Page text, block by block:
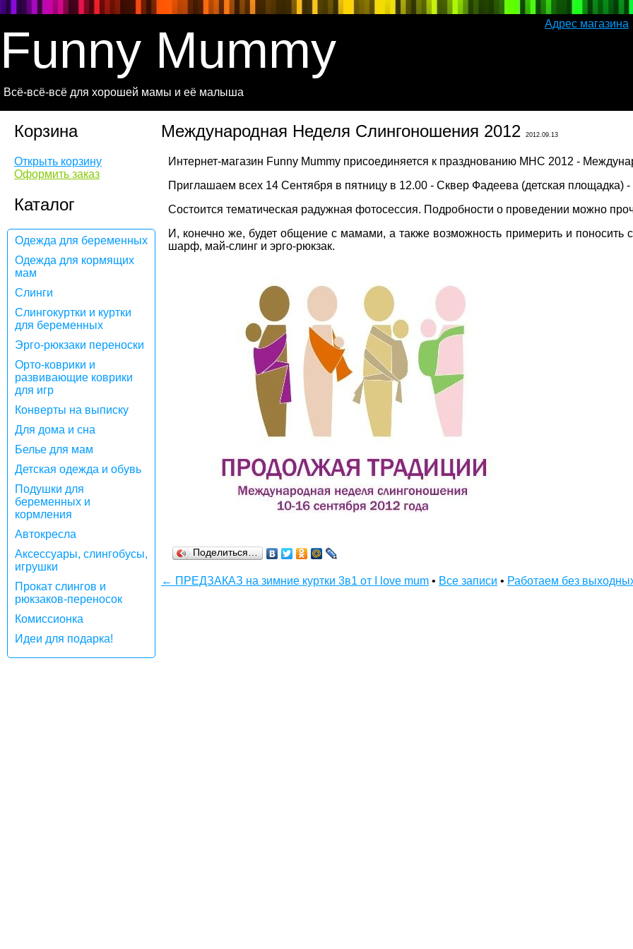
Адрес магазина
Funny Mummy
Всё-всё-всё для хорошей мамы и её малыша
Корзина
Открыть корзину
Оформить заказ
Каталог
Одежда для беременных
Одежда для кормящих
мам
Слинги
Слингокуртки и куртки
для беременных
Эрго-рюкзаки переноски
Орто-коврики и
развивающие коврики
для игр
Конверты на выписку
Для дома и сна
Белье для мам
Детская одежда и обувь
Подушки для
беременных и
кормления
Автокресла
Аксессуары, слингобусы,
игрушки
Прокат слингов и
рюкзаков-переносок
Комиссионка
Идеи для подарка!
Международная Неделя Слингоношения 2012 2012.09.13
Интернет-магазин Funny Mummy присоединяется к празднованию МНС 2012 -
Приглашаем всех 14 Сентября в пятницу в 12.00 - Сквер Фадеева (детская площадка)
Состоится тематическая радужная фотосессия. Подробности о проведении можно
И, конечно же, будет общение с мамами, а также возможность примерить и
шарф, май-слинг и эрго-рюкзак.
Поделиться…
← ПРЕДЗАКАЗ на зимние куртки 3в1 от I love mum • Все записи • Работаем без